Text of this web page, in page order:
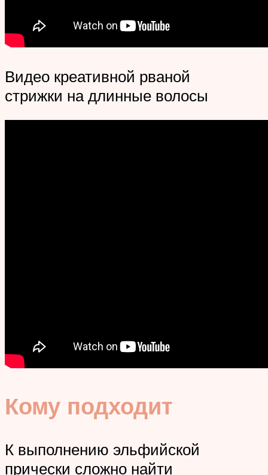
Видео креативной рваной
стрижки на длинные волосы
Кому подходит
К выполнению эльфийской
прически сложно найти